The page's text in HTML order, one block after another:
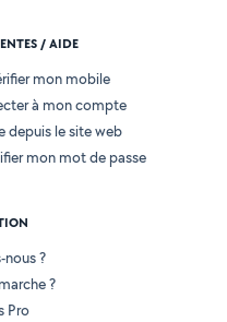
/ AIDE
mon mobile
à mon compte
depuis le site web
mon mot de passe
?
?
Pro